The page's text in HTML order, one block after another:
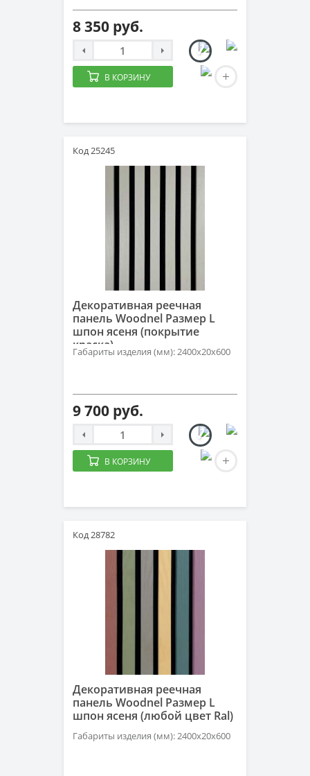
8 350 руб.
В КОРЗИНУ
Код 25245
Декоративная реечная
панель Woodnel Размер L
шпон ясеня (покрытие
краска)
Габариты изделия (мм): 2400x20x600
9 700 руб.
В КОРЗИНУ
Код 28782
Декоративная реечная
панель Woodnel Размер L
шпон ясеня (любой цвет Ral)
Габариты изделия (мм): 2400x20x600